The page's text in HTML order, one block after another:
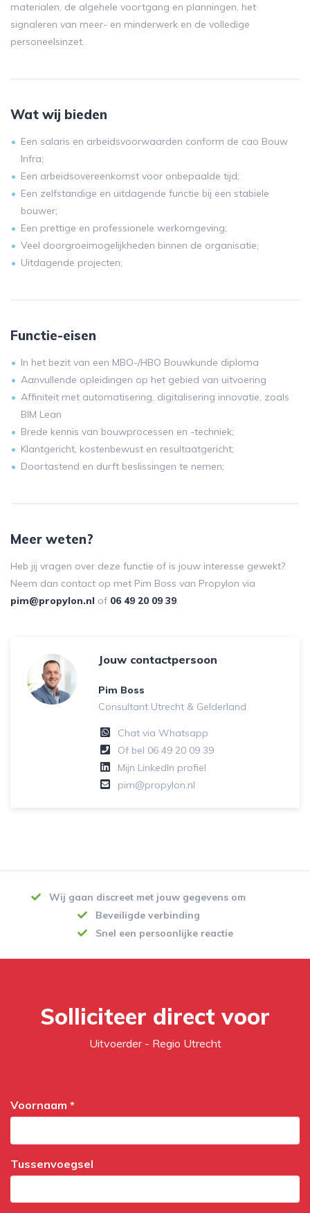
materialen, de algehele voortgang en planningen, het
signaleren van meer- en minderwerk en de volledige
personeelsinzet.
Wat wij bieden
Een salaris en arbeidsvoorwaarden conform de cao Bouw
Infra;
Een arbeidsovereenkomst voor onbepaalde tijd;
Een zelfstandige en uitdagende functie bij een stabiele
bouwer;
Een prettige en professionele werkomgeving;
Veel doorgroeimogelijkheden binnen de organisatie;
Uitdagende projecten;
Functie-eisen
In het bezit van een MBO-/HBO Bouwkunde diploma
Aanvullende opleidingen op het gebied van uitvoering
Affiniteit met automatisering, digitalisering innovatie, zoals
BIM Lean
Brede kennis van bouwprocessen en -techniek;
Klantgericht, kostenbewust en resultaatgericht;
Doortastend en durft beslissingen te nemen;
Meer weten?
Heb jij vragen over deze functie of is jouw interesse gewekt?
Neem dan contact op met Pim Boss van Propylon via
pim@propylon.nl of 06 49 20 09 39.
Jouw contactpersoon
Pim Boss
Consultant Utrecht & Gelderland
Chat via Whatsapp
Of bel 06 49 20 09 39
Mijn LinkedIn profiel
pim@propylon.nl
Wij gaan discreet met jouw gegevens om
Beveiligde verbinding
Snel een persoonlijke reactie
Solliciteer direct voor
Uitvoerder - Regio Utrecht
Voornaam *
Tussenvoegsel